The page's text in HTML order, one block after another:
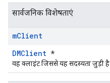
सार्वजनिक विशेषताएं
mClient
DMClient *
वह क्लाइंट जिससे यह सदस्यता जुड़ी है.